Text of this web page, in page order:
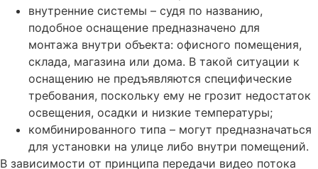
внутренние системы – судя по названию,
подобное оснащение предназначено для
монтажа внутри объекта: офисного помещения,
склада, магазина или дома. В такой ситуации к
оснащению не предъявляются специфические
требования, поскольку ему не грозит недостаток
освещения, осадки и низкие температуры;
комбинированного типа – могут предназначаться
для установки на улице либо внутри помещений.
В зависимости от принципа передачи видео потока